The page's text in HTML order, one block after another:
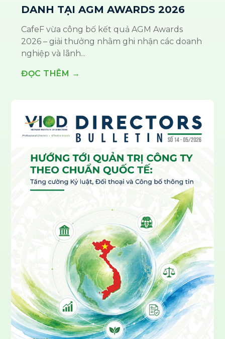
DANH TẠI AGM AWARDS 2026
CafeF vừa công bố kết quả AGM Awards
2026 – giải thưởng nhằm ghi nhận các doanh
nghiệp và lãnh...
ĐỌC THÊM →